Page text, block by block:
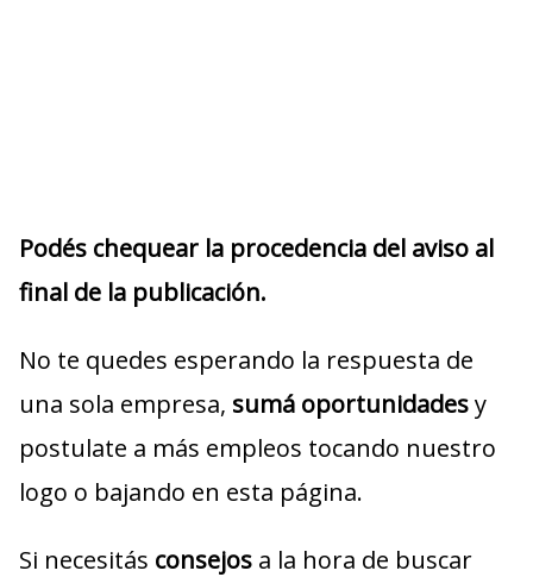
Podés chequear la procedencia del aviso al
final de la publicación.
No te quedes esperando la respuesta de
una sola empresa, sumá oportunidadesy
postulate a más empleos tocando nuestro
logo o bajando en esta página.
Si necesitás consejos a la hora de buscar